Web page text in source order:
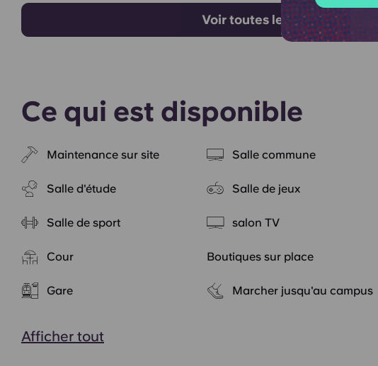
Voir toutes les chambres
Ce qui est disponible
Maintenance sur site Salle commune
Salle d'étude Salle de jeux
Salle de sport salon TV
Cour Boutiques sur place
Gare Marcher jusqu'au campus
Afficher tout